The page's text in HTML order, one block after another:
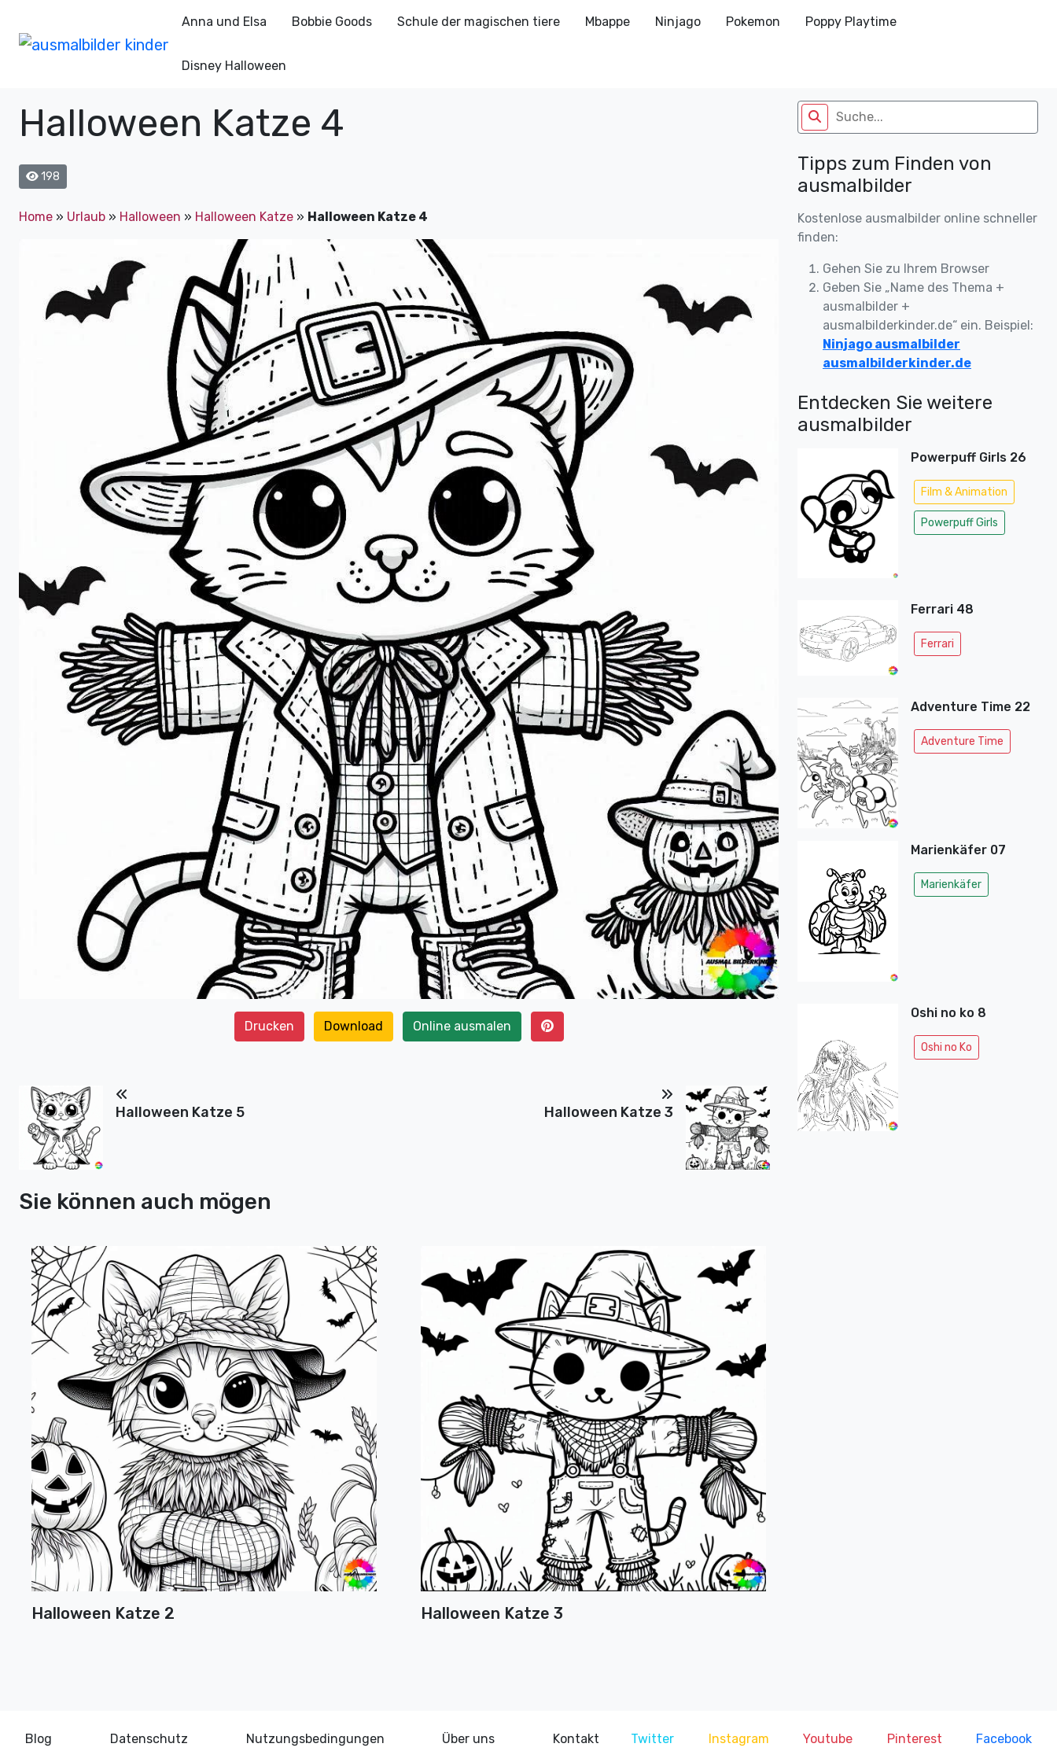
Anna und Elsa Bobbie Goods Schule der magischen tiere Mbappe Ninjago Pokemon Poppy Playtime
Disney Halloween
Halloween Katze 4
198
Home » Urlaub » Halloween » Halloween Katze » Halloween Katze 4
Drucken Download Online ausmalen
Halloween Katze 5 Halloween Katze 3
Sie können auch mögen
Halloween Katze 2 Halloween Katze 3
Tipps zum Finden von
ausmalbilder
Kostenlose ausmalbilder online schneller
finden:
Gehen Sie zu Ihrem Browser
Geben Sie „Name des Thema +
ausmalbilder +
ausmalbilderkinder.de“ ein. Beispiel:
Ninjago ausmalbilder
ausmalbilderkinder.de
Entdecken Sie weitere
ausmalbilder
Powerpuff Girls 26
Film & Animation
Powerpuff Girls
Ferrari 48
Ferrari
Adventure Time 22
Adventure Time
Marienkäfer 07
Marienkäfer
Oshi no ko 8
Oshi no Ko
Blog Datenschutz Nutzungsbedingungen Über uns Kontakt Twitter Instagram Youtube Pinterest Facebook